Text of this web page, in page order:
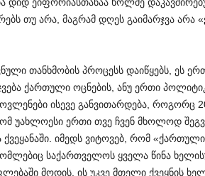
თუ არა, მაგრამ დღეს გაიმარჯვა არა
თანხმობის პროცესს დაიწყებს, ეს
ქართული ოცნების, ანუ ერთი
ისევე განვითარდება, როგორც
უახლოესი ერთი თვე ჩვენ მხოლოდ
იმედს ვიტოვებ, რომ
საქართველოს ყველა წინა
მოდის, ის უკვე მთელი ქვეყნის